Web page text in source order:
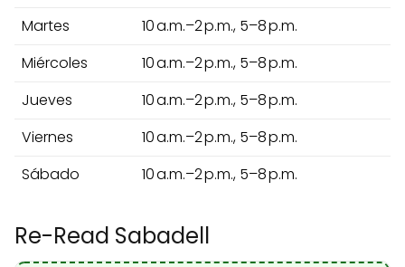
Martes
10 a.m.–2 p.m., 5–8 p.m.
Miércoles
10 a.m.–2 p.m., 5–8 p.m.
Jueves
10 a.m.–2 p.m., 5–8 p.m.
Viernes
10 a.m.–2 p.m., 5–8 p.m.
Sábado
10 a.m.–2 p.m., 5–8 p.m.
Re-Read Sabadell